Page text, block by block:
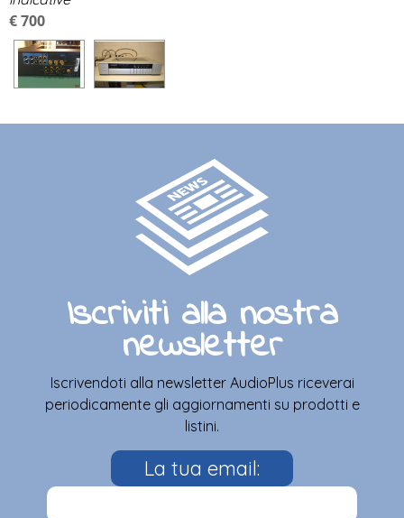
€ 700
Iscriviti alla nostra
newsletter
Iscrivendoti alla newsletter AudioPlus riceverai
periodicamente gli aggiornamenti su prodotti e
listini.
La tua email: